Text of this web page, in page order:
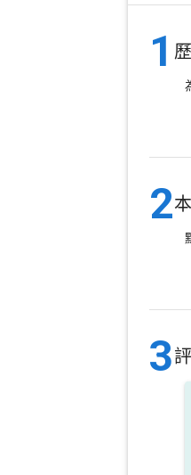
1
2
3